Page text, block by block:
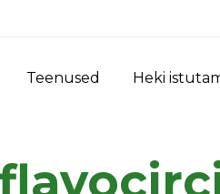
Teenused Heki